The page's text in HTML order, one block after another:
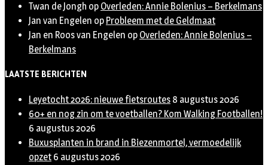
Twan de Jongh op Overleden: Annie Bolenius – Berkelmans
Jan van Engelen op Probleem met de Geldmaat
Jan en Roos van Engelen op Overleden: Annie Bolenius –
Berkelmans
LAATSTE BERICHTEN
Leyetocht 2026: nieuwe fietsroutes 8 augustus 2026
60+ en nog zin om te voetballen? Kom Walking Footballen!
6 augustus 2026
Buxusplanten in brand in Biezenmortel, vermoedelijk
opzet 6 augustus 2026